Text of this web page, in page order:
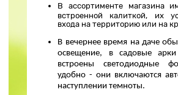
В ассортименте магазина
встроенной калиткой, их
входа на территорию или на
В вечернее время на даче
освещение, в садовые
встроены светодиодные
удобно - они включаются
наступлении темноты.